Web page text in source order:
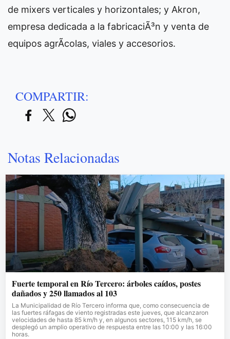
de mixers verticales y horizontales; y Akron,
empresa dedicada a la fabricaciÃ³n y venta de
equipos agrÃ­colas, viales y accesorios.
COMPARTIR:
Notas Relacionadas
Fuerte temporal en Río Tercero: árboles caídos, postes
dañados y 250 llamados al 103
La Municipalidad de Río Tercero informa que, como consecuencia de
las fuertes ráfagas de viento registradas este jueves, que alcanzaron
velocidades de hasta 85 km/h y, en algunos sectores, 115 km/h, se
desplegó un amplio operativo de respuesta entre las 10:00 y las 16:00
horas.